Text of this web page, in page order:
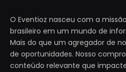
O Eventioz nasceu com a
brasileiro em um mundo de
Mais do que um agregador de
de oportunidades. Nosso
conteúdo relevante que